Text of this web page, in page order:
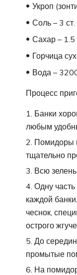
Укроп
Соль – 3 ст.
Сахар – 1.5
Горчица
Вода –
Процесс
Банки
любым
Помидоры
тщательно
Всю зелень
Одну
каждой
чеснок,
острого
До
промытые
На